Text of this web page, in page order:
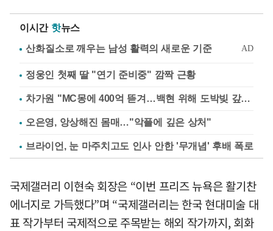
이시간 핫뉴스
정웅인 첫째 딸 "연기 준비중" 깜짝 근황
차가원 "MC몽에 400억 뜯겨…백현 위해 도박빚 갚아줘"
오은영, 앙상해진 몸매…"악플에 깊은 상처"
브라이언, 눈 마주치고도 인사 안한 '무개념' 후배 폭로
국제갤러리 이현숙 회장은 “이번 프리즈 뉴욕은 활기찬
에너지로 가득했다”며 “국제갤러리는 한국 현대미술 대
표 작가부터 국제적으로 주목받는 해외 작가까지, 회화